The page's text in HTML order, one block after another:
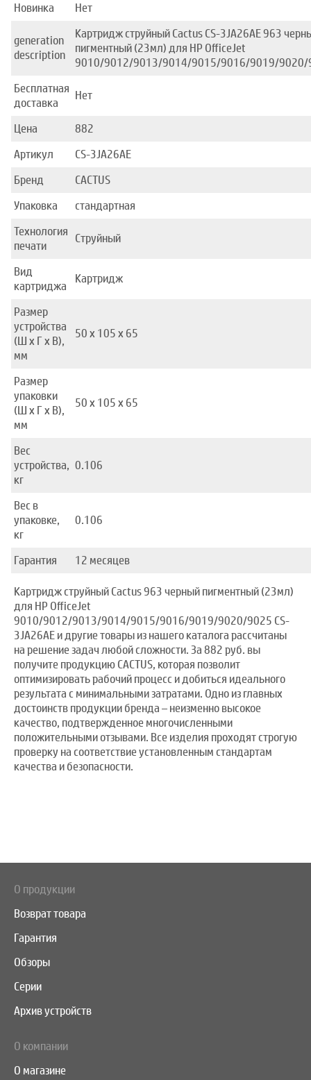
Новинка
Нет
generation
description
Картридж струйный Cactus CS-3JA26AE 963
пигментный (23мл) для HP OfficeJet
9010/9012/9013/9014/9015/9016/9019/9020/
Бесплатная
доставка
Нет
Цена
882
Артикул
CS-3JA26AE
Бренд
CACTUS
Упаковка
стандартная
Технология
печати
Струйный
Вид
картриджа
Картридж
Размер
устройства
(Ш x Г x В),
мм
50 x 105 x 65
Размер
упаковки
(Ш x Г x В),
мм
50 x 105 x 65
Вес
устройства,
кг
0.106
Вес в
упаковке,
кг
0.106
Гарантия 12 месяцев
Картридж струйный Cactus 963 черный пигментный (23мл)
для HP OfficeJet
9010/9012/9013/9014/9015/9016/9019/9020/9025 CS-
3JA26AE и другие товары из нашего каталога рассчитаны
на решение задач любой сложности. За 882 руб. вы
получите продукцию CACTUS, которая позволит
оптимизировать рабочий процесс и добиться идеального
результата с минимальными затратами. Одно из главных
достоинств продукции бренда – неизменно высокое
качество, подтвержденное многочисленными
положительными отзывами. Все изделия проходят строгую
проверку на соответствие установленным стандартам
качества и безопасности.
О продукции
Возврат товара
Гарантия
Обзоры
Серии
Архив устройств
О компании
О магазине